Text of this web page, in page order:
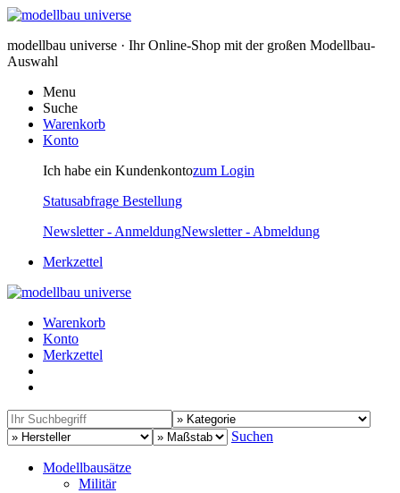
modellbau universe · Ihr Online-Shop mit der großen Modellbau-
Auswahl
Menu
Suche
Warenkorb
Konto
Ich habe ein Kundenkontozum Login
Statusabfrage Bestellung
Newsletter - AnmeldungNewsletter - Abmeldung
Merkzettel
Warenkorb
Konto
Merkzettel
Suchen
Modellbausätze
Militär